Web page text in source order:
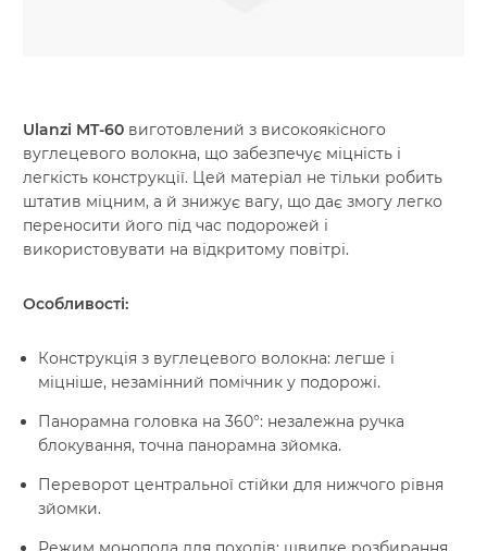
Ulanzi MT-60 виготовлений з високоякісного
вуглецевого волокна, що забезпечує міцність і
легкість конструкції. Цей матеріал не тільки робить
штатив міцним, а й знижує вагу, що дає змогу легко
переносити його під час подорожей і
використовувати на відкритому повітрі.
Особливості:
Конструкція з вуглецевого волокна: легше і
міцніше, незамінний помічник у подорожі.
Панорамна головка на 360°: незалежна ручка
блокування, точна панорамна зйомка.
Переворот центральної стійки для нижчого рівня
зйомки.